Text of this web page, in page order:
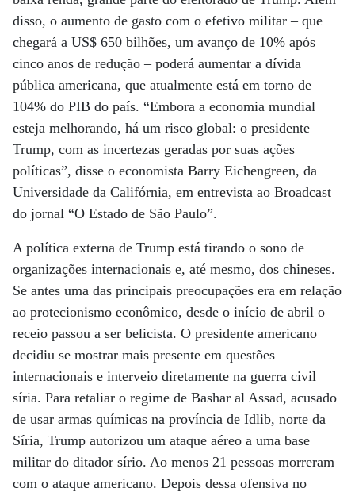
disso, o aumento de gasto com o efetivo militar – que
chegará a US$ 650 bilhões, um avanço de 10% após
cinco anos de redução – poderá aumentar a dívida
pública americana, que atualmente está em torno de
104% do PIB do país. “Embora a economia mundial
esteja melhorando, há um risco global: o presidente
Trump, com as incertezas geradas por suas ações
políticas”, disse o economista Barry Eichengreen, da
Universidade da Califórnia, em entrevista ao Broadcast
do jornal “O Estado de São Paulo”.
A política externa de Trump está tirando o sono de
organizações internacionais e, até mesmo, dos chineses.
Se antes uma das principais preocupações era em relação
ao protecionismo econômico, desde o início de abril o
receio passou a ser belicista. O presidente americano
decidiu se mostrar mais presente em questões
internacionais e interveio diretamente na guerra civil
síria. Para retaliar o regime de Bashar al Assad, acusado
de usar armas químicas na província de Idlib, norte da
Síria, Trump autorizou um ataque aéreo a uma base
militar do ditador sírio. Ao menos 21 pessoas morreram
com o ataque americano. Depois dessa ofensiva no